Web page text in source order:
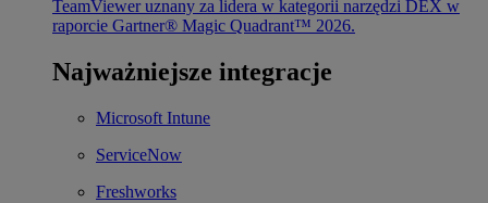
TeamViewer uznany za lidera w kategorii narzędzi DEX w
raporcie Gartner® Magic Quadrant™ 2026.
Najważniejsze integracje
Microsoft Intune
ServiceNow
Freshworks